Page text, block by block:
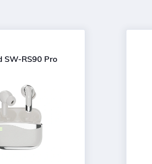
SW-RS90 Pro